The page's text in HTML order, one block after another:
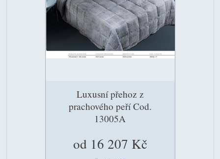
Luxusní přehoz z
prachového peří Cod.
13005A
od 16 207 Kč